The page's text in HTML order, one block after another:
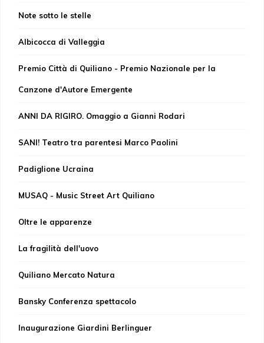
Note sotto le stelle
Albicocca di Valleggia
Premio Città di Quiliano - Premio Nazionale per la
Canzone d'Autore Emergente
ANNI DA RIGIRO. Omaggio a Gianni Rodari
SANI! Teatro tra parentesi Marco Paolini
Padiglione Ucraina
MUSAQ - Music Street Art Quiliano
Oltre le apparenze
La fragilità dell'uovo
Quiliano Mercato Natura
Bansky Conferenza spettacolo
Inaugurazione Giardini Berlinguer